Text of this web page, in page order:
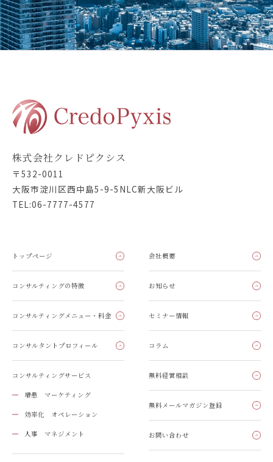
株式会社クレドピクシス
〒532-0011
大阪市淀川区西中島5-9-5NLC新大阪ビル
TEL:06-7777-4577
トップページ
コンサルティングの特徴
コンサルティングメニュー・料金
コンサルタントプロフィール
コンサルティングサービス
増患 マーケティング
効率化 オペレーション
人事 マネジメント
会社概要
お知らせ
セミナー情報
コラム
無料経営相談
無料メールマガジン登録
お問い合わせ